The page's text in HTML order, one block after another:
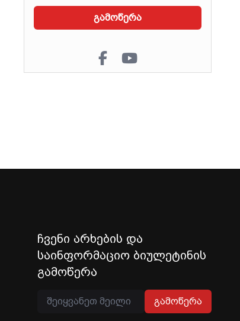
გამოწერა
ჩვენი არხების და
საინფორმაციო ბიულეტინის
გამოწერა
გამოწერა